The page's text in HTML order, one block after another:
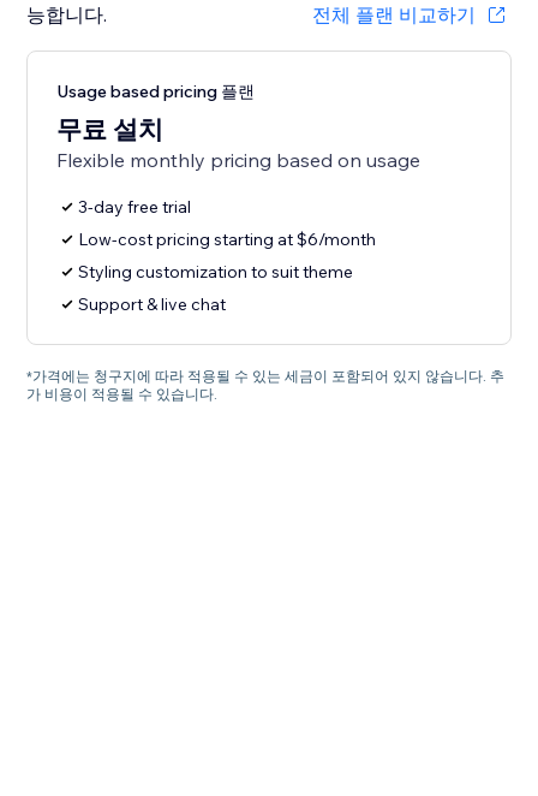
능합니다.
전체 플랜 비교하기
Usage based pricing 플랜
무료 설치
Flexible monthly pricing based on usage
3-day free trial
Low-cost pricing starting at $6/month
Styling customization to suit theme
Support & live chat
*가격에는 청구지에 따라 적용될 수 있는 세금이 포함되어 있지 않습니다. 추
가 비용이 적용될 수 있습니다.